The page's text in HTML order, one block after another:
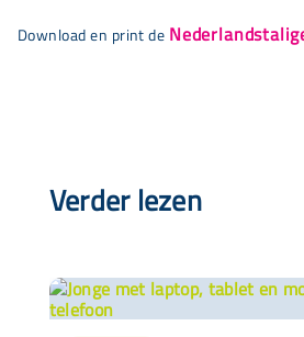
Download en print de
Verder lezen